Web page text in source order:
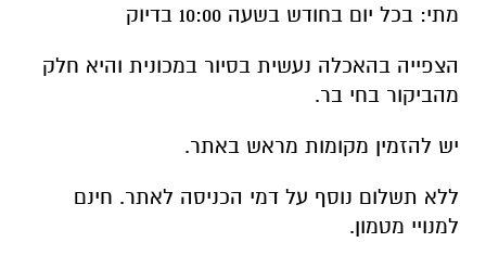
מתי: בכל יום בחודש בשעה 10:00 בדיוק
הצפייה בהאכלה נעשית בסיור במכונית והיא חלק
מהביקור בחי בר.
יש להזמין מקומות מראש באתר.
ללא תשלום נוסף על דמי הכניסה לאתר. חינם
למנויי מטמון.